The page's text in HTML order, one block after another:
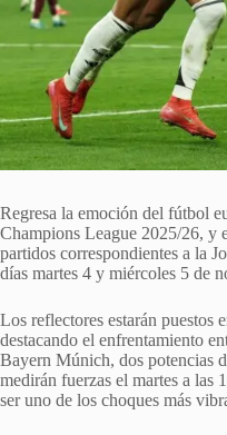
Regresa la emoción del fútbol
Champions League 2025/26, y
partidos correspondientes a la
días martes 4 y miércoles 5 de
Los reflectores estarán puestos
destacando el enfrentamiento
Bayern Múnich, dos potencias
medirán fuerzas el martes a las
ser uno de los choques más